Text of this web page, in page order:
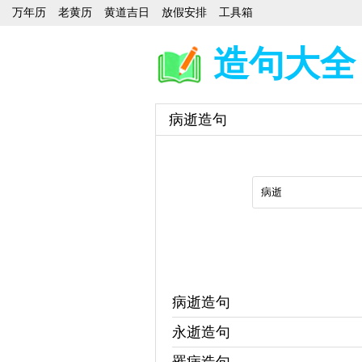
万年历 老黄历 黄道吉日 放假安排 工具箱
造句大全
病逝造句
病逝造句
永逝造句